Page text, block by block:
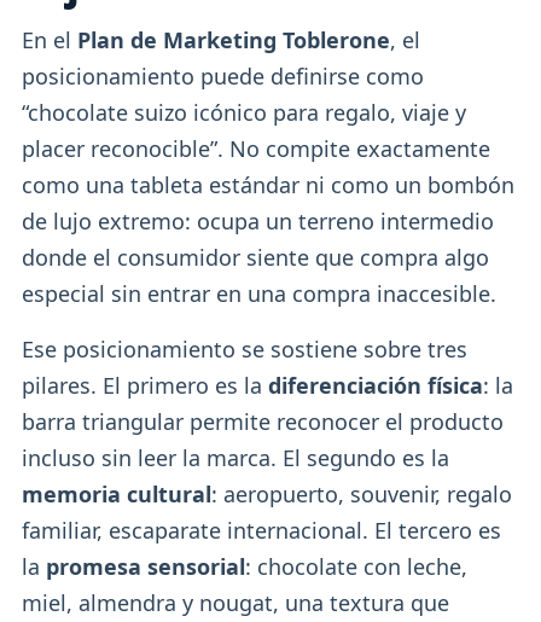
En el Plan de Marketing Toblerone, el
posicionamiento puede definirse como
“chocolate suizo icónico para regalo, viaje y
placer reconocible”. No compite exactamente
como una tableta estándar ni como un bombón
de lujo extremo: ocupa un terreno intermedio
donde el consumidor siente que compra algo
especial sin entrar en una compra inaccesible.
Ese posicionamiento se sostiene sobre tres
pilares. El primero es la diferenciación física: la
barra triangular permite reconocer el producto
incluso sin leer la marca. El segundo es la
memoria cultural: aeropuerto, souvenir, regalo
familiar, escaparate internacional. El tercero es
la promesa sensorial: chocolate con leche,
miel, almendra y nougat, una textura que